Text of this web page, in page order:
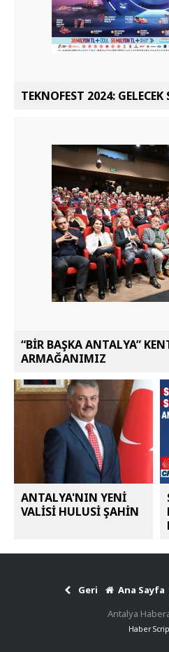
TEKNOFEST 2024: GELECEK
“BİR BAŞKA ANTALYA”
ARMAĞANIMIZ
ANTALYA'NIN YENİ
VALİSİ HULUSİ ŞAHİN
Geri Ana Sayfa
Antalya
Haber